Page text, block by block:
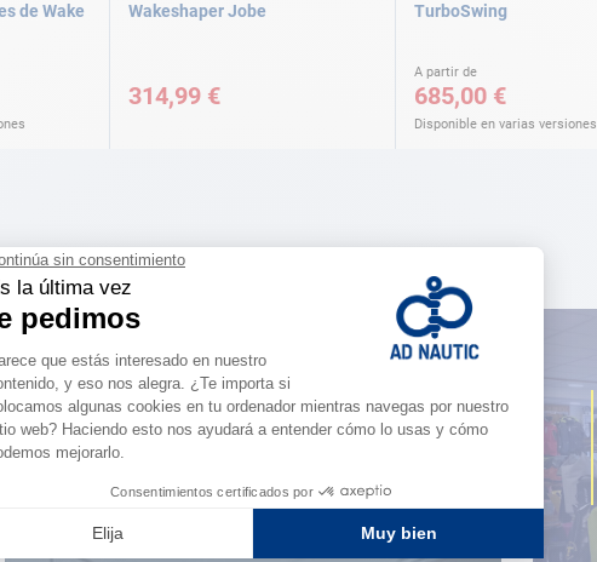
de Wake
Wakeshaper Jobe
314,99 €
TurboSwing
A partir de
685,00 €
Disponible en varias versiones
ESPACIO FIDELIDAD
¿Eres apasionado?
Benefíciate de ventajas
exclusivas